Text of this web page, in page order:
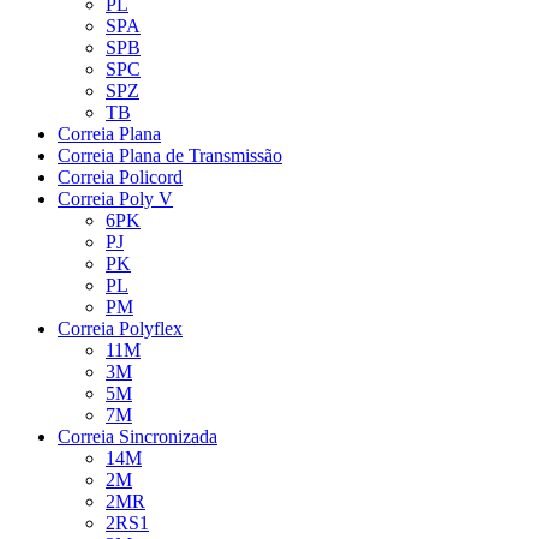
PL
SPA
SPB
SPC
SPZ
TB
Correia Plana
Correia Plana de Transmissão
Correia Policord
Correia Poly V
6PK
PJ
PK
PL
PM
Correia Polyflex
11M
3M
5M
7M
Correia Sincronizada
14M
2M
2MR
2RS1